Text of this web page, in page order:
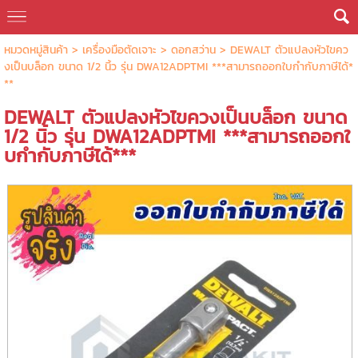
หมวดหมู่สินค้า> เครื่องมือตัดเจาะ > ดอกสว่าน> DEWALT ตัวแปลงหัวไขคว
งเป็นบล็อก ขนาด 1/2 นิ้ว รุ่น DWA12ADPTMI ***สามารถออกใบกำกับภาษีได้*
**
DEWALT ตัวแปลงหัวไขควงเป็นบล็อก ขนาด
1/2 นิ้ว รุ่น DWA12ADPTMI ***สามารถออกใ
บกำกับภาษีได้***